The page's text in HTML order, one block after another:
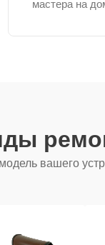
мастера на
вашего